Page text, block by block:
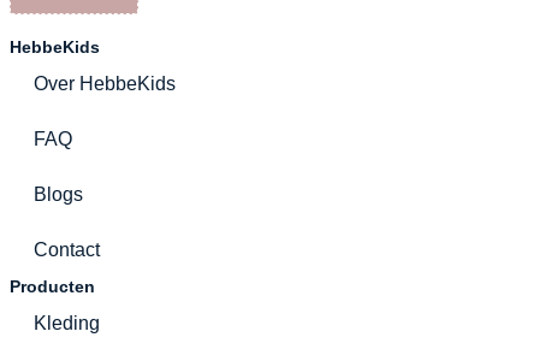
Producten
Kleding
HebbeKids
Over HebbeKids
FAQ
Blogs
Contact